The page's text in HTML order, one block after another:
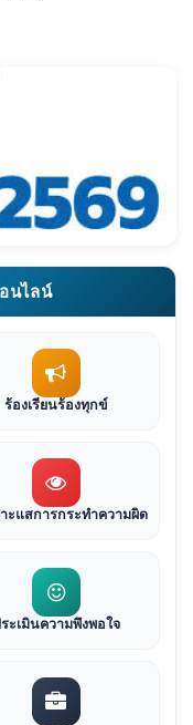
นไลน์
ร้องเรียนร้องทุกข์
าะแสการกระทำความผิด
ะเมินความพึงพอใจ